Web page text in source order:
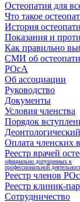
Остеопатия для
Что такое
История
Показания и
Как правильно
СМИ об
РОсА
Об ассоциации
Руководство
Документы
Условия членства
Порядок
Оплата членских
Реестр врачей
официально допущенных к
профессиональной
Реестр членов
Реестр клиник-
Сотрудничество